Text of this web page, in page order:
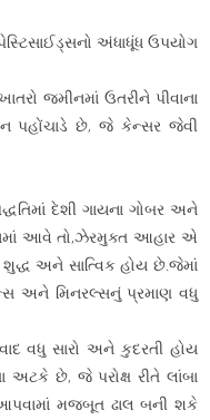
અંધાધૂંધ ઉપયોગ
જમીનમાં ઉતરીને પીવાના
પહોંચાડે છે, જે કેન્સર જેવી
દેશી ગાયના ગોબર અને
આવે તો,ઝેરમુક્ત આહાર એ
અને સાત્વિક હોય છે.જેમાં
અને મિનરલ્સનું પ્રમાણ વધુ
વધુ સારો અને કુદરતી હોય
અટકે છે, જે પરોક્ષ રીતે લાંબા
મજબૂત ઢાલ બની શકે